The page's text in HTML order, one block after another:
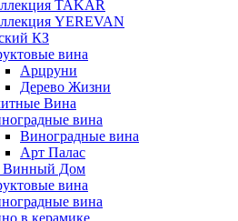
TAKAR
YEREVAN
КЗ
вина
Арцруни
Дерево Жизни
Вина
вина
Виноградные вина
Арт Палас
Дом
вина
вина
в керамике